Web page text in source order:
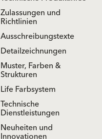
Zulassungen und
Richtlinien
Ausschreibungstexte
Detailzeichnungen
Muster, Farben &
Strukturen
Life Farbsystem
Technische
Dienstleistungen
Neuheiten und